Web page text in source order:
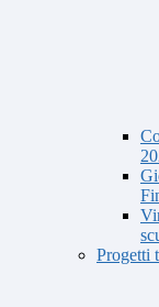
Progetti